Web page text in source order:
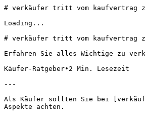
# verkäufer tritt vom kaufvertrag
Loading...
# verkäufer tritt vom kaufvertrag
Erfahren Sie alles Wichtige zu
Käufer-Ratgeber•2 Min. Lesezeit
---
Als Käufer sollten Sie bei
Aspekte achten.